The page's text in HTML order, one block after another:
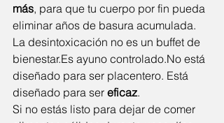
más, para que tu cuerpo por fin pueda
eliminar años de basura acumulada.
La desintoxicación no es un buffet de
bienestar.Es ayuno controlado.No está
diseñado para ser placentero. Está
diseñado para ser eficaz.
Si no estás listo para dejar de comer